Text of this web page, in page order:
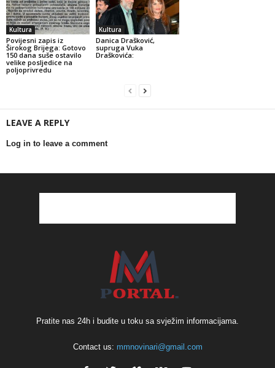
Kultura
Povijesni zapis iz
Širokog Brijega: Gotovo
150 dana suše ostavilo
velike posljedice na
poljoprivredu
Kultura
Danica Drašković,
supruga Vuka
Draškovića:
LEAVE A REPLY
Log in to leave a comment
Pratite nas 24h i budite u toku sa svježim informacijama.
Contact us: mmnovinari@gmail.com